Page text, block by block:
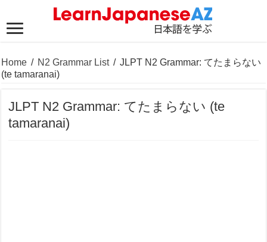
Home / N2 Grammar List / JLPT N2 Grammar: てたまらない
(te tamaranai)
JLPT N2 Grammar: てたまらない (te
tamaranai)